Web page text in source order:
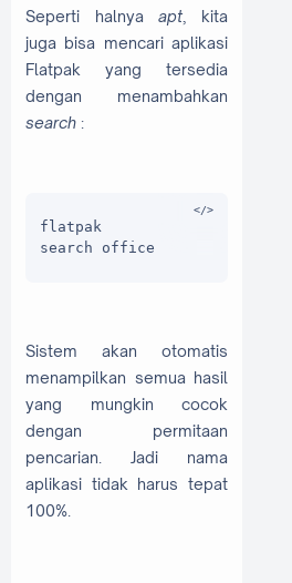
Seperti halnyaapt , kita
juga bisa mencari aplikasi
Flatpak yang tersedia
dengan menambahkan
search :
flatpak
search office
Sistem akan otomatis
menampilkan semua hasil
yang mungkin cocok
dengan permitaan
pencarian. Jadi nama
aplikasi tidak harus tepat
100%.